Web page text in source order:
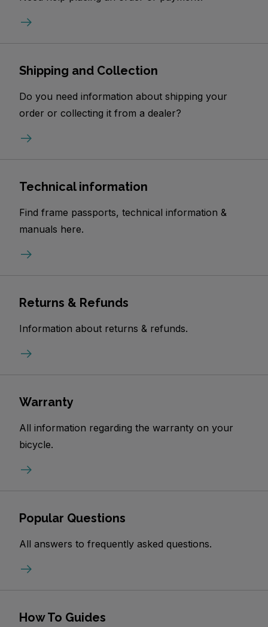
Shipping and Collection
Do you need information about shipping your
order or collecting it from a dealer?
Technical information
Find frame passports, technical information &
manuals here.
Returns & Refunds
Information about returns & refunds.
Warranty
All information regarding the warranty on your
bicycle.
Popular Questions
All answers to frequently asked questions.
How To Guides